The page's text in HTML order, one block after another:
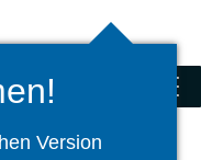
Rechercher
select
language
menu
Version